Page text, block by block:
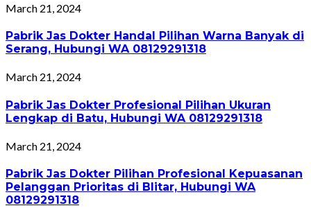
March 21, 2024
Pabrik Jas Dokter Handal Pilihan Warna Banyak di
Serang, Hubungi WA 08129291318
March 21, 2024
Pabrik Jas Dokter Profesional Pilihan Ukuran
Lengkap di Batu, Hubungi WA 08129291318
March 21, 2024
Pabrik Jas Dokter Pilihan Profesional Kepuasanan
Pelanggan Prioritas di Blitar, Hubungi WA
08129291318